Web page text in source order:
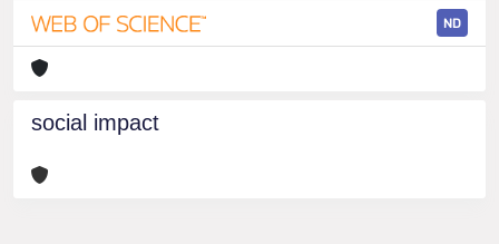
ND
social impact